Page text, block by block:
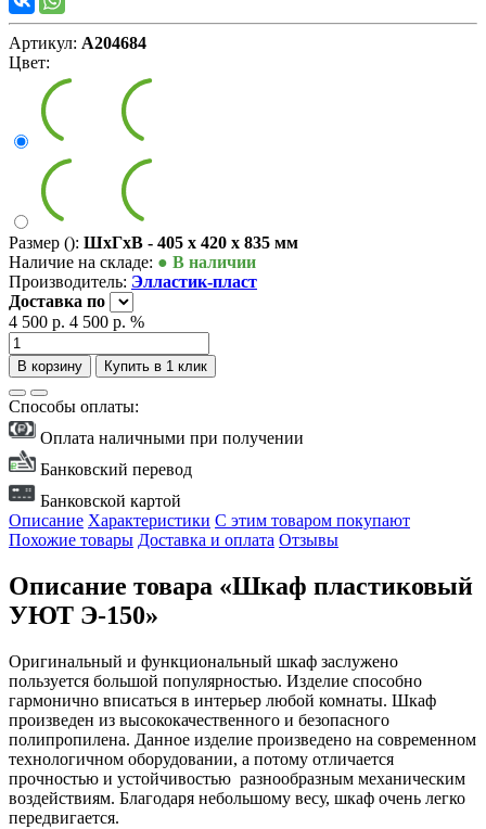
Артикул: А204684
Цвет:
Размер (): ШxГxВ - 405 x 420 x 835 мм
Наличие на складе: ● В наличии
Производитель: Элластик-пласт
Доставка по
4 500 р. 4 500 р. %
В корзину Купить в 1 клик
Способы оплаты:
Оплата наличными при получении
Банковский перевод
Банковской картой
Описание Характеристики С этим товаром покупают
Похожие товары Доставка и оплата Отзывы
Описание товара «Шкаф пластиковый
УЮТ Э-150»
Оригинальный и функциональный шкаф заслужено
пользуется большой популярностью. Изделие способно
гармонично вписаться в интерьер любой комнаты. Шкаф
произведен из высококачественного и безопасного
полипропилена. Данное изделие произведено на современном
технологичном оборудовании, а потому отличается
прочностью и устойчивостью разнообразным механическим
воздействиям. Благодаря небольшому весу, шкаф очень легко
передвигается.